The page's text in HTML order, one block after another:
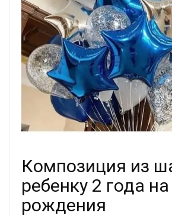
Композиция из
ребенку 2 года
рождения